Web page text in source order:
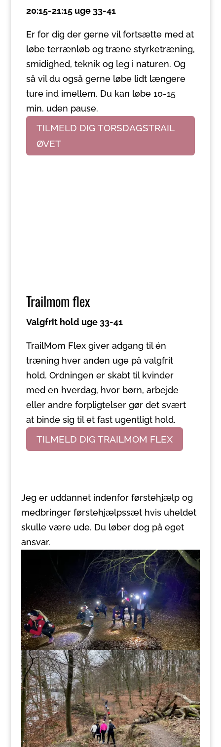
20:15-21:15 uge 33-41
Er for dig der gerne vil fortsætte med at
løbe terrænløb og træne styrketræning,
smidighed, teknik og leg i naturen. Og
så vil du også gerne løbe lidt længere
ture ind imellem. Du kan løbe 10-15
min. uden pause.
TILMELD DIG TORSDAGSTRAIL
ØVET
Trailmom flex
Valgfrit hold uge 33-41
TrailMom Flex giver adgang til én
træning hver anden uge på valgfrit
hold. Ordningen er skabt til kvinder
med en hverdag, hvor børn, arbejde
eller andre forpligtelser gør det svært
at binde sig til et fast ugentligt hold.
TILMELD DIG TRAILMOM FLEX
Jeg er uddannet indenfor førstehjælp og
medbringer førstehjælpssæt hvis uheldet
skulle være ude. Du løber dog på eget
ansvar.